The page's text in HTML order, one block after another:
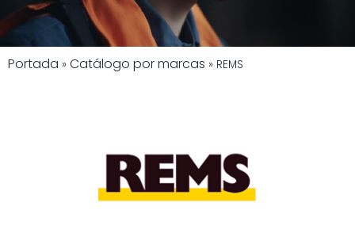
Portada » Catálogo por marcas » REMS